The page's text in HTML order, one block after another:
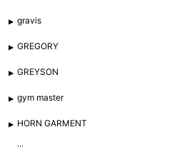
gravis
GREGORY
GREYSON
gym master
HORN GARMENT